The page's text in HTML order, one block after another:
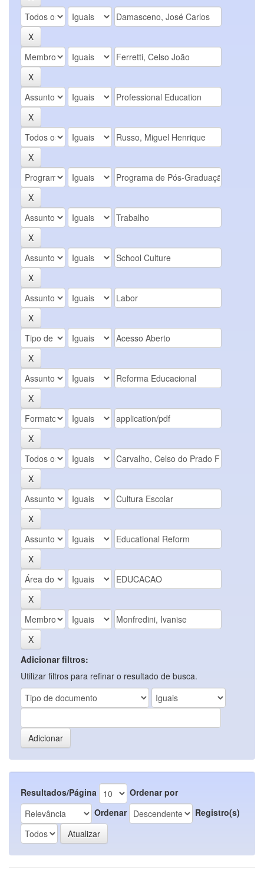
Adicionar filtros:
Utilizar filtros para refinar o resultado de busca.
Resultados/Página
Ordenar por
Ordenar
Registro(s)